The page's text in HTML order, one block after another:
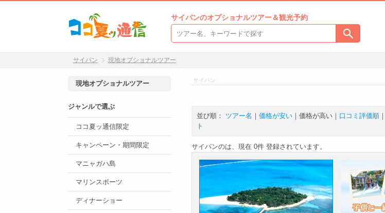
サイパンのオプショナルツアー＆観光予約
サイパン 現地オプショナルツアー
サイパン
並び順： ツアー名 ｜ 価格が安い ｜ 価格が高い ｜ 口コミ評価順 ｜
ト
サイパンのは、現在 0件 登録されています。
現地オプショナルツアー
ジャンルで選ぶ
ココ夏ッ通信限定
キャンペーン・期間限定
マニャガハ島
マリンスポーツ
ディナーショー